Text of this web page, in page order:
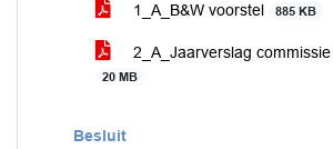
1_A_B&W voorstel
885 KB
2_A_Jaarverslag
20 MB
Besluit